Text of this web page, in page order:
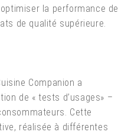
la performance de
de qualité supérieure.
Companion a
de « tests d’usages» –
Cette
réalisée à différentes